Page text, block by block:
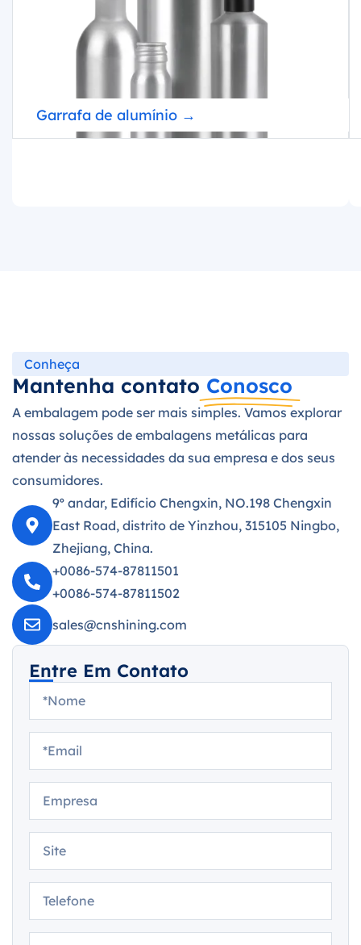
Garrafa de alumínio →
Conheça
Mantenha contato Conosco
A embalagem pode ser mais simples. Vamos explorar
nossas soluções de embalagens metálicas para
atender às necessidades da sua empresa e dos seus
consumidores.
9º andar, Edifício Chengxin, NO.198 Chengxin
East Road, distrito de Yinzhou, 315105 Ningbo,
Zhejiang, China.
+0086-574-87811501
+0086-574-87811502
sales@cnshining.com
Entre Em Contato